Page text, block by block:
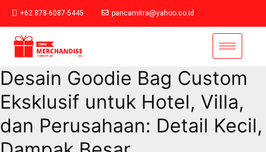
+62 878-6087-5445 pancamitra@yahoo.co.id
Desain Goodie Bag Custom
Eksklusif untuk Hotel, Villa,
dan Perusahaan: Detail Kecil,